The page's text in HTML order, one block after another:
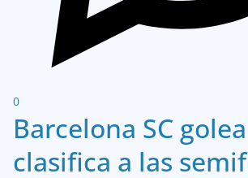
0
Barcelona SC
clasifica a las